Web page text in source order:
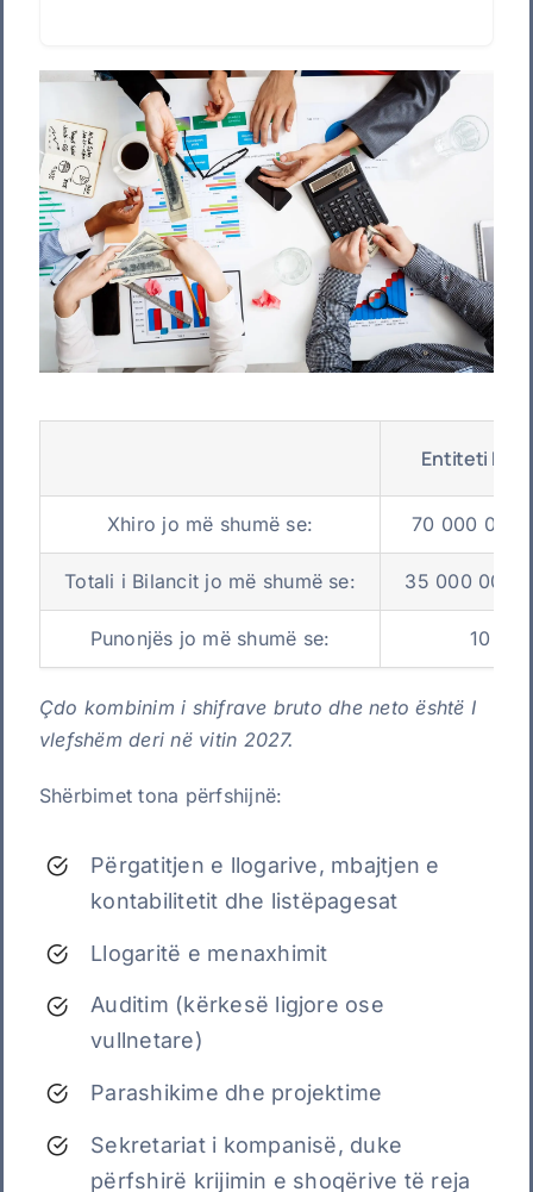
Entiteti
Xhiro jo më shumë se: 70 000 00
Totali i Bilancit jo më shumë se: 35 000 000
Punonjës jo më shumë se: 10
Çdo kombinim i shifrave bruto dhe neto është I
vlefshëm deri në vitin 2027.
Shërbimet tona përfshijnë:
Përgatitjen e llogarive, mbajtjen e
kontabilitetit dhe listëpagesat
Llogaritë e menaxhimit
Auditim (kërkesë ligjore ose
vullnetare)
Parashikime dhe projektime
Sekretariat i kompanisë, duke
përfshirë krijimin e shoqërive të reja